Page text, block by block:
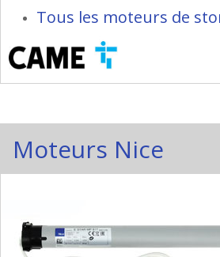
Tous les moteurs de
Moteurs Nice